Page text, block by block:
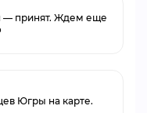
— принят. Ждем еще
Югры на карте.